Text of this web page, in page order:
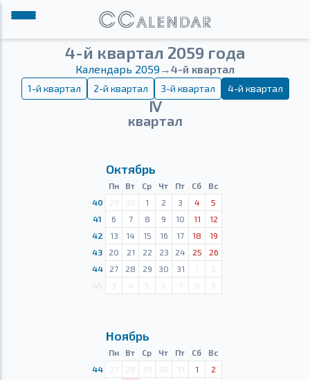
4-й квартал 2059 года
Календарь 2059→4-й квартал
1-й квартал 2-й квартал 3-й квартал 4-й квартал
Ⅳ
квартал
Октябрь
Пн Вт Ср Чт Пт Сб
Вс
40
29 30 1 2 3 4
5
41
6 7 8 9 10 11
12
42
13 14 15 16 17 18
19
43
20 21 22 23 24 25
26
44
27 28 29 30 31 1
2
3 4 5 6 7 8 9
Ноябрь
Пн Вт Ср Чт Пт Сб
Вс
44
27 28 29 30 31 1
2